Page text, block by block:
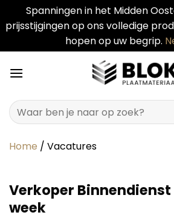
Spanningen in het Midden
prijsstijgingen op ons volledige
hopen op uw begrip.
naar
Zoeken
naar:
Home / Vacatures
Verkoper
week